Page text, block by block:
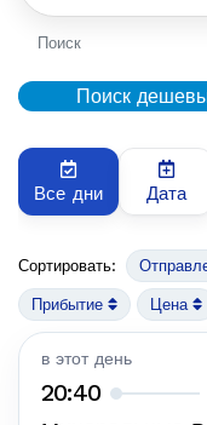
Поиск
Поиск
Все дни Дата
Сортировать:
Прибытие Цена
в этот день
20:40